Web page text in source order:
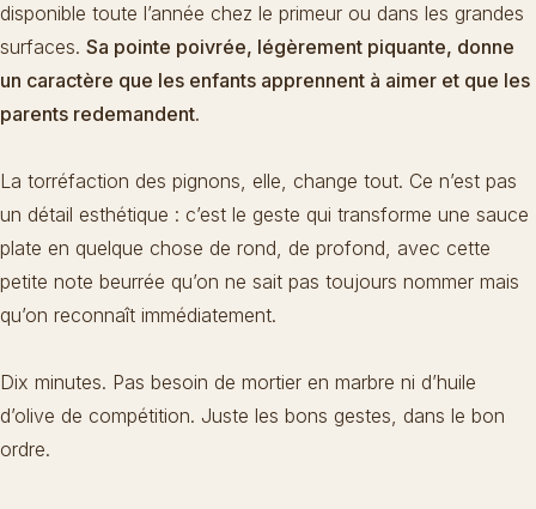
disponible toute l’année chez le primeur ou dans les grandes
surfaces. Sa pointe poivrée, légèrement piquante, donne
un caractère que les enfants apprennent à aimer et que les
parents redemandent.
La torréfaction des pignons, elle, change tout. Ce n’est pas
un détail esthétique : c’est le geste qui transforme une sauce
plate en quelque chose de rond, de profond, avec cette
petite note beurrée qu’on ne sait pas toujours nommer mais
qu’on reconnaît immédiatement.
Dix minutes. Pas besoin de mortier en marbre ni d’huile
d’olive de compétition. Juste les bons gestes, dans le bon
ordre.